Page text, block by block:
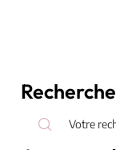
Recherche